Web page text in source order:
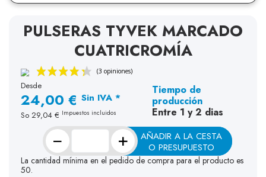
PULSERAS TYVEK MARCADO
CUATRICROMÍA
Desde
24,00 € Sin IVA *
So 29,04 € Impuestos incluidos
Tiempo de
producción
Entre 1 y 2 dias
− +
AÑADIR A LA CESTA
O PRESUPUESTO
La cantidad mínima en el pedido de compra para el producto es
50.